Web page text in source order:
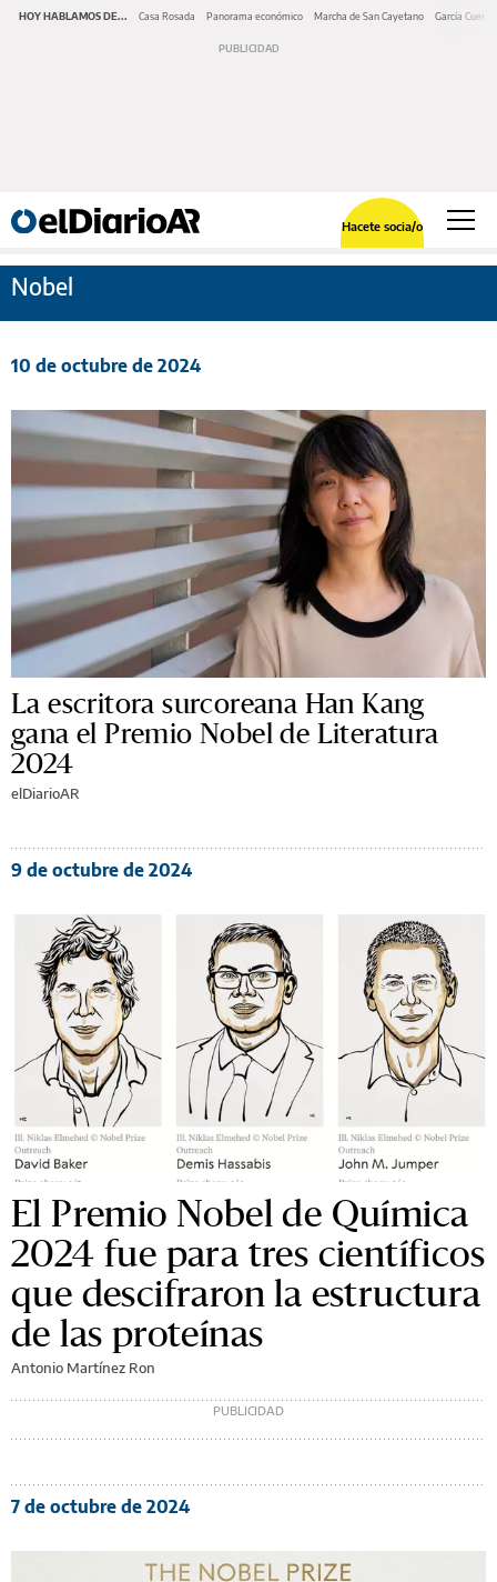
HOY HABLAMOS DE... Casa Rosada Panorama económico Marcha de San Cayetano García Cuerva
Hacete socia/o
Nobel
10 de octubre de 2024
La escritora surcoreana Han Kang
gana el Premio Nobel de Literatura
2024
elDiarioAR
9 de octubre de 2024
El Premio Nobel de Química
2024 fue para tres científicos
que descifraron la estructura
de las proteínas
Antonio Martínez Ron
7 de octubre de 2024